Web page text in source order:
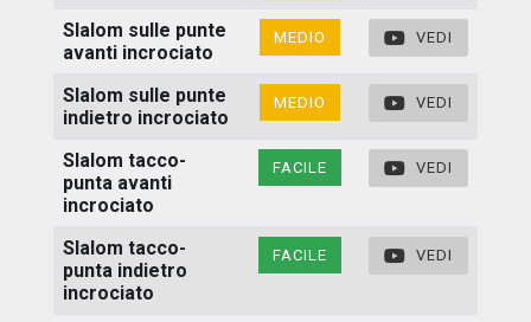
Slalom sulle punte
avanti incrociato
MEDIO VEDI
Slalom sulle punte
indietro incrociato
MEDIO VEDI
Slalom tacco-
punta avanti
incrociato
FACILE VEDI
Slalom tacco-
punta indietro
incrociato
FACILE VEDI